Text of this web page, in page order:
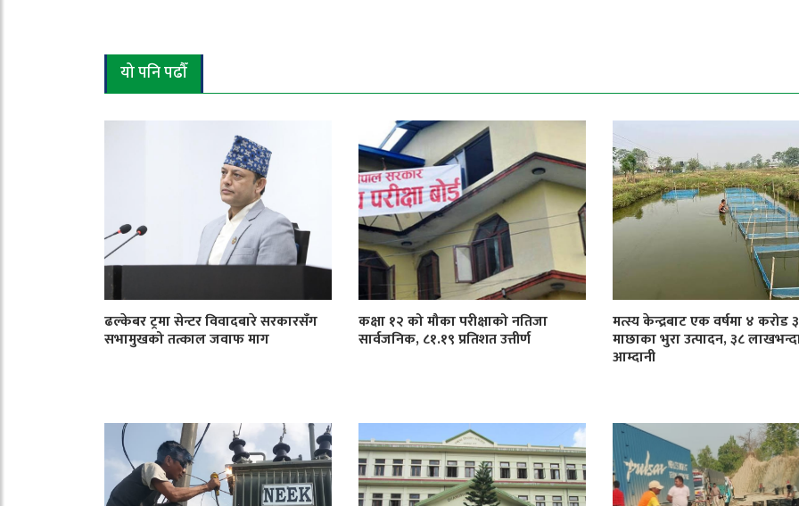
यो पनि पढौँ
ढल्केबर ट्रमा सेन्टर विवादबारे सरकारसँग
सभामुखको तत्काल जवाफ माग
कक्षा १२ को मौका परीक्षाको नतिजा
सार्वजनिक, ८१.१९ प्रतिशत उत्तीर्ण
मत्स्य केन्द्रबाट एक वर्षमा ४ करोड
माछाका भुरा उत्पादन, ३८
आम्दानी